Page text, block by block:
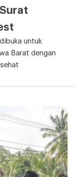
untuk
Barat dengan